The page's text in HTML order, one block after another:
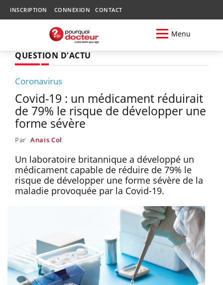
INSCRIPTION CONNEXION CONTACT
Menu
QUESTION D'ACTU
Coronavirus
Covid-19 : un médicament réduirait
de 79% le risque de développer une
forme sévère
Par Anaïs Col
Un laboratoire britannique a développé un
médicament capable de réduire de 79% le
risque de développer une forme sévère de la
maladie provoquée par la Covid-19.